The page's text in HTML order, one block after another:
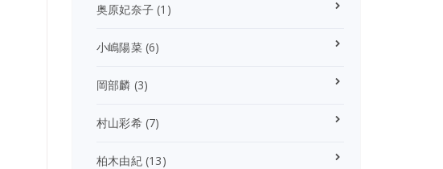
奥原妃奈子 (1)
小嶋陽菜(6)
岡部麟 (3)
村山彩希(7)
柏木由紀(13)